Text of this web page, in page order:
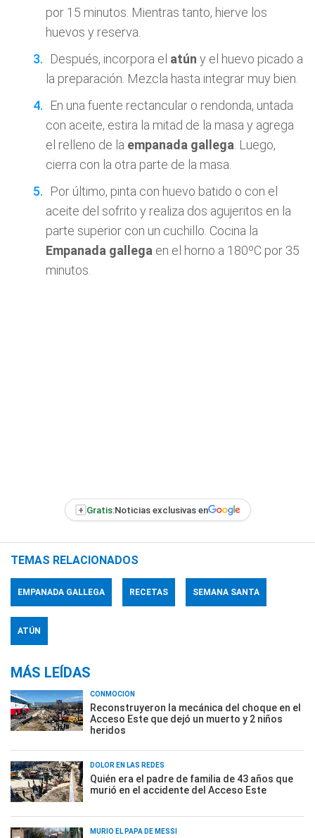
por 15 minutos. Mientras tanto, hierve los
huevos y reserva.
Después, incorpora el atún y el huevo picado a
la preparación. Mezcla hasta integrar muy bien.
En una fuente rectancular o rendonda, untada
con aceite, estira la mitad de la masa y agrega
el relleno de la empanada gallega . Luego,
cierra con la otra parte de la masa.
Por último, pinta con huevo batido o con el
aceite del sofrito y realiza dos agujeritos en la
parte superior con un cuchillo. Cocina la
Empanada gallega en el horno a 180ºC por 35
minutos.
+ Gratis:Noticias exclusivas en
TEMAS RELACIONADOS
EMPANADA GALLEGA RECETAS SEMANA SANTA
ATÚN
MÁS LEÍDAS
CONMOCIÓN
Reconstruyeron la mecánica del choque en el
Acceso Este que dejó un muerto y 2 niños
heridos
DOLOR EN LAS REDES
Quién era el padre de familia de 43 años que
murió en el accidente del Acceso Este
MURIÓ EL PAPÁ DE MESSI